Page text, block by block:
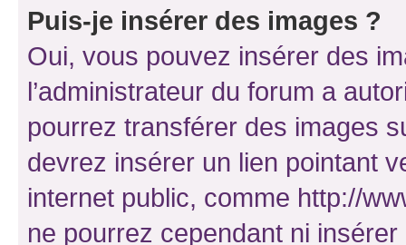
Puis-je insérer des images ?
Oui, vous pouvez insérer des
l’administrateur du forum a
pourrez transférer des images
devrez insérer un lien pointant
internet public, comme http://
ne pourrez cependant ni